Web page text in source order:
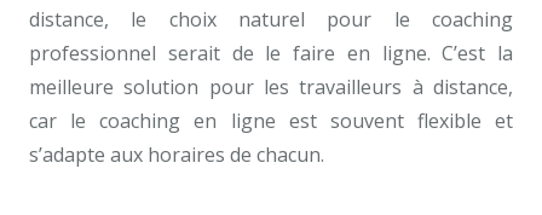
distance, le choix naturel pour le coaching
professionnel serait de le faire en ligne. C’est la
meilleure solution pour les travailleurs à distance,
car le coaching en ligne est souvent flexible et
s’adapte aux horaires de chacun.